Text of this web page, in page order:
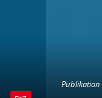
Publikation